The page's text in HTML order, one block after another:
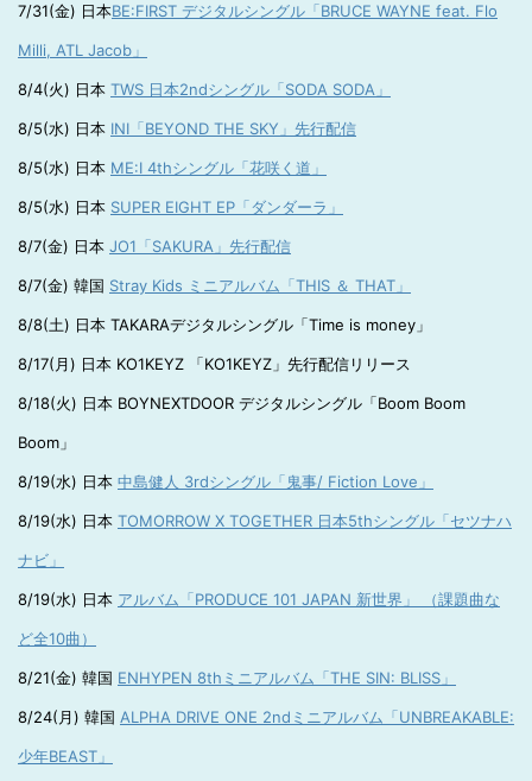
7/31(金) 日本BE:FIRST デジタルシングル「BRUCE WAYNE feat. Flo
Milli, ATL Jacob」
8/4(火) 日本 TWS 日本2ndシングル「SODA SODA」
8/5(水) 日本 INI「BEYOND THE SKY」先行配信
8/5(水) 日本 ME:I 4thシングル「花咲く道」
8/5(水) 日本 SUPER EIGHT EP「ダンダーラ」
8/7(金) 日本 JO1「SAKURA」先行配信
8/7(金) 韓国 Stray Kids ミニアルバム「THIS ＆ THAT」
8/8(土) 日本 TAKARAデジタルシングル「Time is money」
8/17(月) 日本 KO1KEYZ 「KO1KEYZ」先行配信リリース
8/18(火) 日本 BOYNEXTDOOR デジタルシングル「Boom Boom
Boom」
8/19(水) 日本 中島健人 3rdシングル「鬼事/ Fiction Love」
8/19(水) 日本 TOMORROW X TOGETHER 日本5thシングル「セツナハ
ナビ」
8/19(水) 日本 アルバム「PRODUCE 101 JAPAN 新世界」 （課題曲な
ど全10曲）
8/21(金) 韓国 ENHYPEN 8thミニアルバム「THE SIN: BLISS」
8/24(月) 韓国 ALPHA DRIVE ONE 2ndミニアルバム「UNBREAKABLE:
少年BEAST」